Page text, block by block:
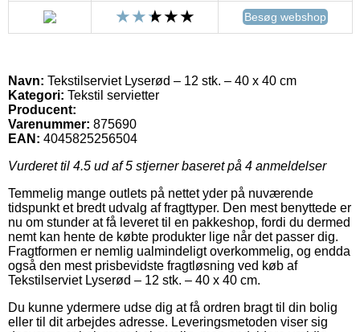
Besøg webshop
Navn: Tekstilserviet Lyserød – 12 stk. – 40 x 40 cm
Kategori: Tekstil servietter
Producent:
Varenummer: 875690
EAN: 4045825256504
Vurderet til 4.5 ud af 5 stjerner baseret på 4 anmeldelser
Temmelig mange outlets på nettet yder på nuværende
tidspunkt et bredt udvalg af fragttyper. Den mest benyttede er
nu om stunder at få leveret til en pakkeshop, fordi du dermed
nemt kan hente de købte produkter lige når det passer dig.
Fragtformen er nemlig ualmindeligt overkommelig, og endda
også den mest prisbevidste fragtløsning ved køb af
Tekstilserviet Lyserød – 12 stk. – 40 x 40 cm.
Du kunne ydermere udse dig at få ordren bragt til din bolig
eller til dit arbejdes adresse. Leveringsmetoden viser sig